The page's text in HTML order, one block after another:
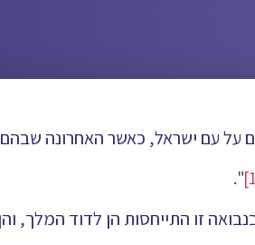
על עם ישראל, כאשר האחרונה
".
זו התייחסות הן לדוד המלך,